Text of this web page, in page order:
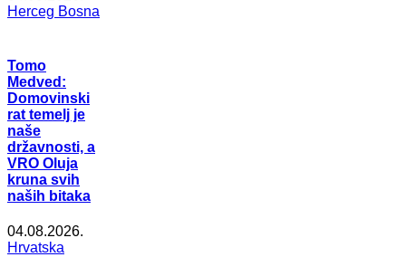
Herceg Bosna
Tomo
Medved:
Domovinski
rat temelj je
naše
državnosti, a
VRO Oluja
kruna svih
naših bitaka
04.08.2026.
Hrvatska